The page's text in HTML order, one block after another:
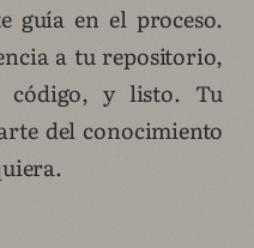
guía en el proceso.
a tu repositorio,
código, y listo. Tu
del conocimiento